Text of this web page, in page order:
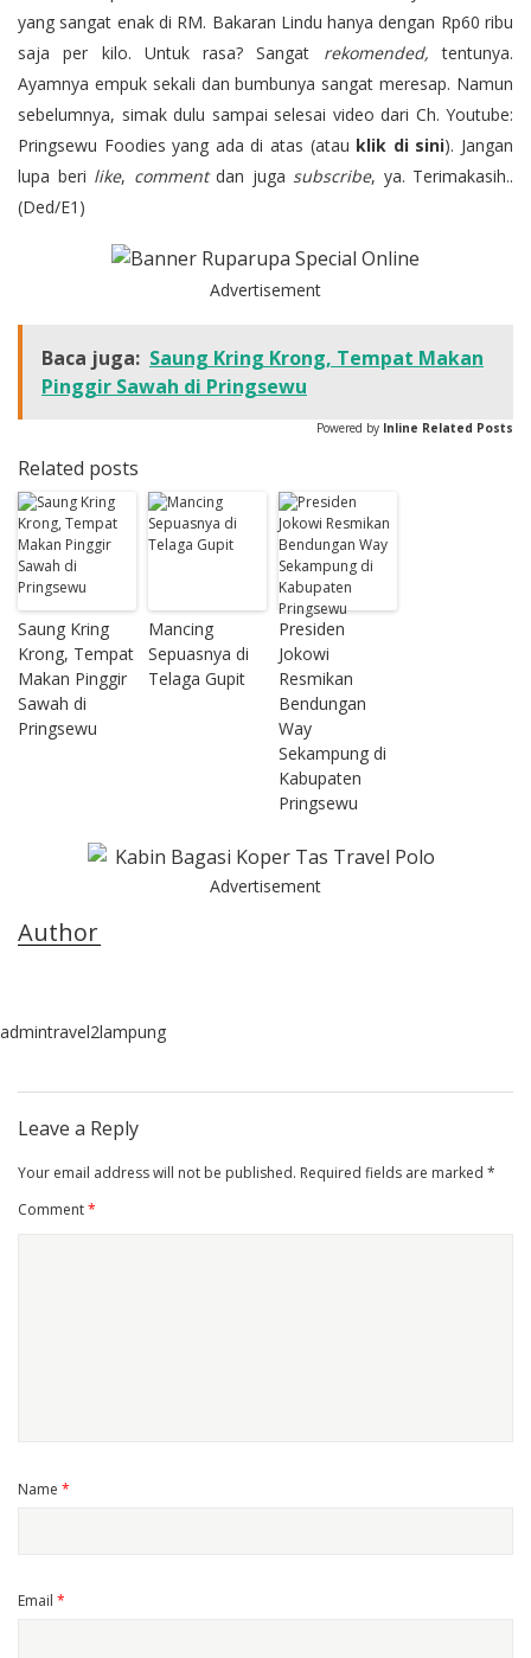
yang sangat enak di RM. Bakaran Lindu hanya dengan Rp60 ribu
saja per kilo. Untuk rasa? Sangat rekomended, tentunya.
Ayamnya empuk sekali dan bumbunya sangat meresap. Namun
sebelumnya, simak dulu sampai selesai video dari Ch. Youtube:
Pringsewu Foodies yang ada di atas (atau klik di sini). Jangan
lupa beri like, commentdan juga subscribe, ya. Terimakasih..
(Ded/E1)
Advertisement
Baca juga: Saung Kring Krong, Tempat Makan
Pinggir Sawah di Pringsewu
Powered by Inline Related Posts
Related posts
Saung Kring
Krong, Tempat
Makan Pinggir
Sawah di
Pringsewu
Mancing
Sepuasnya di
Telaga Gupit
Presiden
Jokowi
Resmikan
Bendungan
Way
Sekampung di
Kabupaten
Pringsewu
Advertisement
Author
admintravel2lampung
Leave a Reply
Your email address will not be published. Required fields are marked *
Comment*
Name *
Email *